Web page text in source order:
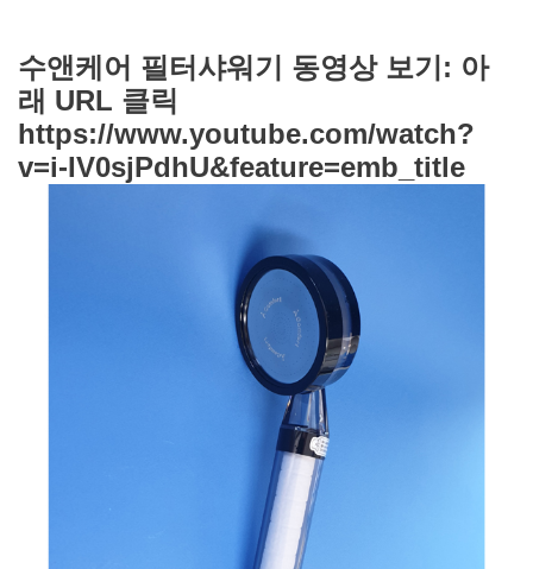
수앤케어 필터샤워기 동영상 보기: 아
래 URL 클릭
https://www.youtube.com/watch?
v=i-IV0sjPdhU&feature=emb_title